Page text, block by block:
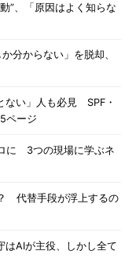
”、「原因はよく知らな
分からない」を脱却、
ない」人も必見 SPF・
ページ
に 3つの現場に学ぶネ
代替手段が浮上するの
はAIが主役、しかし全て